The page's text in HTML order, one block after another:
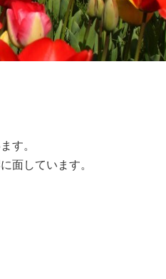
す。
面しています。